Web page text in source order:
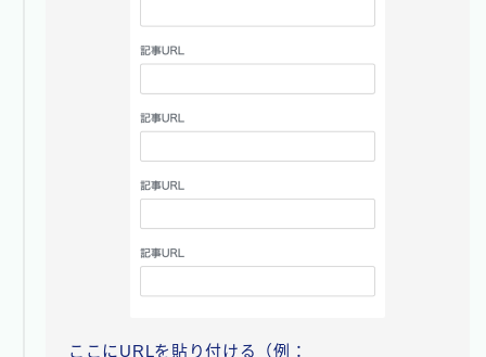
ここにURLを貼り付ける（例：